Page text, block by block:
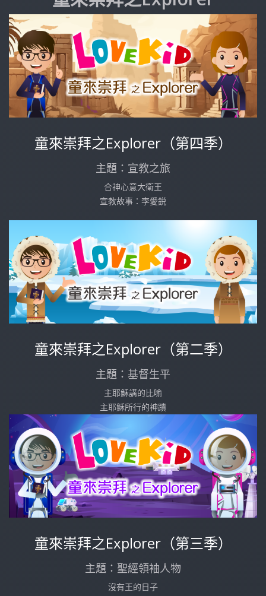
童來崇拜之Explorer（第四季）
主題：宣教之旅
合神心意大衛王
宣教故事：李愛鋭
童來崇拜之Explorer（第二季）
主題：基督生平
主耶穌講的比喻
主耶穌所行的神蹟
童來崇拜之Explorer（第三季）
主題：聖經領袖人物
沒有王的日子